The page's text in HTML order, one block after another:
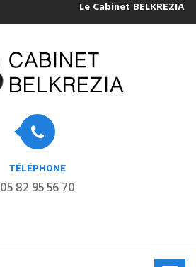
Le Cabinet BELKREZIA
TÉLÉPHONE
05 82 95 56 70